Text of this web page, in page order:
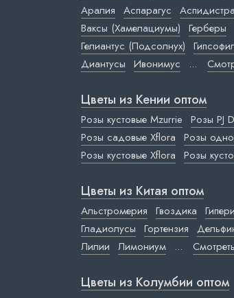
Аралия Аспарагус Аспидистра
Ваксы (Хамелациумы) Герберы
Гелиантус (Подсолнух)
Диантусы Ивонимус ...
Цветы из Кении оптом
Розы кустовые Mzurrie Розы PJ
Розы садовые Xflora Розы
Розы кустовые Xflora Розы
Цветы из Китая оптом
Альстромерия Гвоздика
Гладиолусы Гортензия
Лилии Лимониум ...
Цветы из Колумбии оптом